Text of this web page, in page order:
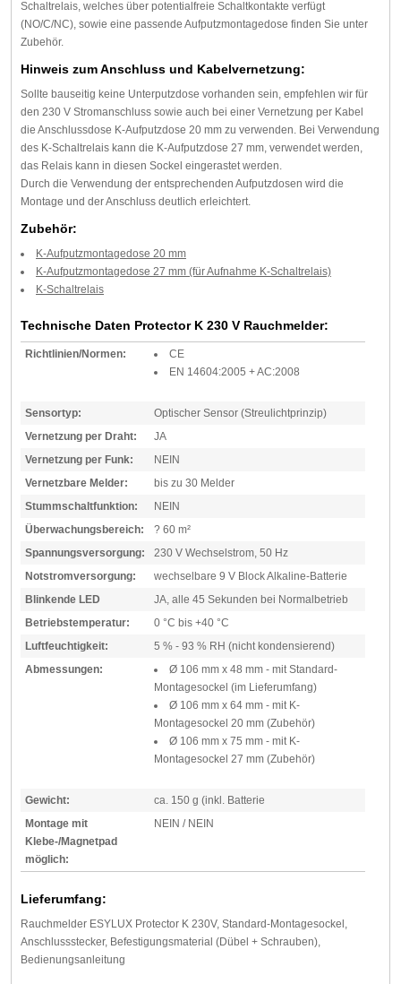
Schaltrelais, welches über potentialfreie Schaltkontakte verfügt
(NO/C/NC), sowie eine passende Aufputzmontagedose finden Sie unter
Zubehör.
Hinweis zum Anschluss und Kabelvernetzung:
Sollte bauseitig keine Unterputzdose vorhanden sein, empfehlen wir für
den 230 V Stromanschluss sowie auch bei einer Vernetzung per Kabel
die Anschlussdose K-Aufputzdose 20 mm zu verwenden. Bei Verwendung
des K-Schaltrelais kann die K-Aufputzdose 27 mm, verwendet werden,
das Relais kann in diesen Sockel eingerastet werden.
Durch die Verwendung der entsprechenden Aufputzdosen wird die
Montage und der Anschluss deutlich erleichtert.
Zubehör:
K-Aufputzmontagedose 20 mm
K-Aufputzmontagedose 27 mm (für Aufnahme K-Schaltrelais)
K-Schaltrelais
Technische Daten Protector K 230 V Rauchmelder:
Richtlinien/Normen:
CE
EN 14604:2005 + AC:2008
Sensortyp:
Optischer Sensor (Streulichtprinzip)
Vernetzung per Draht:
JA
Vernetzung per Funk:
NEIN
Vernetzbare Melder:
bis zu 30 Melder
Stummschaltfunktion:
NEIN
Überwachungsbereich:
? 60 m²
Spannungsversorgung:
230 V Wechselstrom, 50 Hz
Notstromversorgung:
wechselbare 9 V Block Alkaline-Batterie
Blinkende LED
JA, alle 45 Sekunden bei Normalbetrieb
Betriebstemperatur:
0 °C bis +40 °C
Luftfeuchtigkeit:
5 % - 93 % RH (nicht kondensierend)
Abmessungen:
Ø 106 mm x 48 mm - mit Standard-
Montagesockel (im Lieferumfang)
Ø 106 mm x 64 mm - mit K-
Montagesockel 20 mm (Zubehör)
Ø 106 mm x 75 mm - mit K-
Montagesockel 27 mm (Zubehör)
Gewicht:
ca. 150 g (inkl. Batterie
Montage mit
Klebe-/Magnetpad
möglich:
NEIN / NEIN
Lieferumfang:
Rauchmelder ESYLUX Protector K 230V, Standard-Montagesockel,
Anschlussstecker, Befestigungsmaterial (Dübel + Schrauben),
Bedienungsanleitung